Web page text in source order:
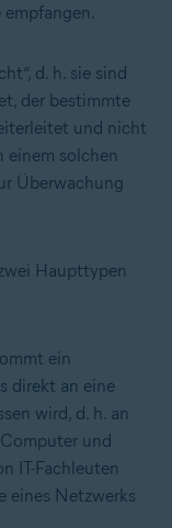
d. h. sie sind
der bestimmte
und nicht
einem solchen
Überwachung
Haupttypen
ein
direkt an eine
wird, d. h. an
und
IT-Fachleuten
eines Netzwerks